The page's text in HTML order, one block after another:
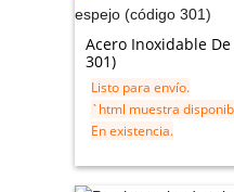
Acero Inoxidable
301)
Listo para envío.
`html muestra
En existencia.